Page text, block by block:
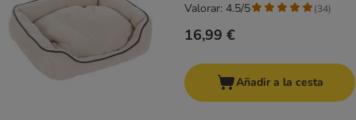
16,99 €
Valorar: 4.5/5 (34)
Añadir a la cesta